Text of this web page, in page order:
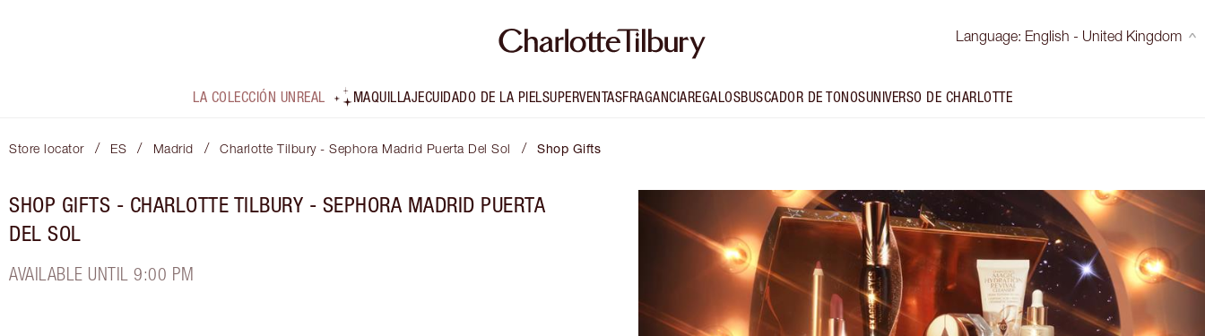
Language: English - United Kingdom
LA COLECCIÓN UNREAL MAQUILLAJECUIDADO DE LA PIELSUPERVENTASFRAGANCIAREGALOSBUSCADOR DE TONOSUNIVERSO DE CHARLOTTE
Store locator / ES / Madrid / Charlotte Tilbury - Sephora Madrid Puerta Del Sol / Shop Gifts
SHOP GIFTS - CHARLOTTE TILBURY - SEPHORA MADRID PUERTA
DEL SOL
AVAILABLE UNTIL 9:00 PM